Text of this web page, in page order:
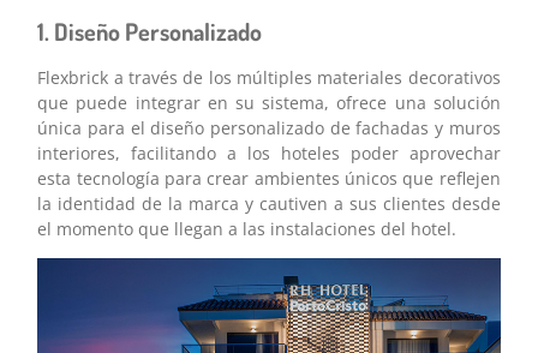
1. Diseño Personalizado
Flexbrick a través de los múltiples materiales decorativos
que puede integrar en su sistema, ofrece una solución
única para el diseño personalizado de fachadas y muros
interiores, facilitando a los hoteles poder aprovechar
esta tecnología para crear ambientes únicos que reflejen
la identidad de la marca y cautiven a sus clientes desde
el momento que llegan a las instalaciones del hotel.